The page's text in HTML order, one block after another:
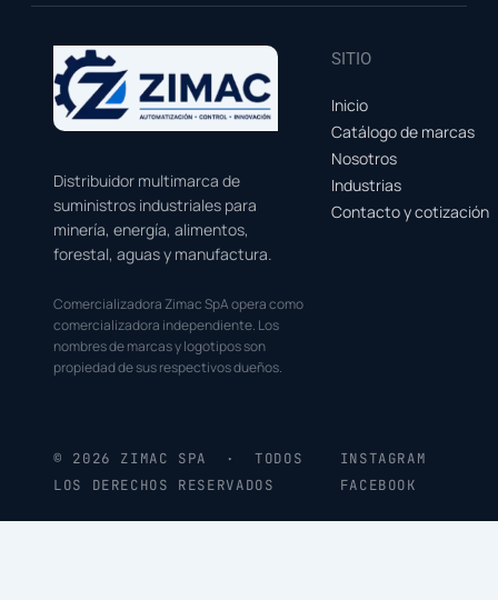
Distribuidor multimarca de
suministros industriales para
minería, energía, alimentos,
forestal, aguas y manufactura.
Comercializadora Zimac SpA opera como
comercializadora independiente. Los
nombres de marcas y logotipos son
propiedad de sus respectivos dueños.
SITIO
Inicio
Catálogo de marcas
Nosotros
Industrias
Contacto y cotización
© 2026 ZIMAC SPA · TODOS
LOS DERECHOS RESERVADOS
INSTAGRAM
FACEBOOK